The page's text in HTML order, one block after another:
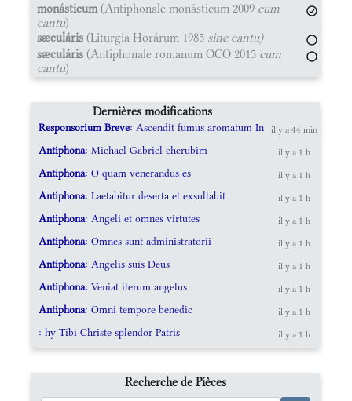
monásticum(Antiphonale monásticum 2009 cum
cantu)
sæculáris (Liturgia Horárum 1985 sine cantu)
sæculáris (Antiphonale romanum OCO 2015 cum
cantu)
Dernières modifications
Responsorium Breve: Ascendit fumus aromatum In il y a 44 min
Antiphona: Michael Gabriel cherubim il y a 1 h
Antiphona: O quam venerandus es il y a 1 h
Antiphona: Laetabitur deserta et exsultabit il y a 1 h
Antiphona: Angeli et omnes virtutes il y a 1 h
Antiphona: Omnes sunt administratorii il y a 1 h
Antiphona: Angelis suis Deus il y a 1 h
Antiphona: Veniat iterum angelus il y a 1 h
Antiphona: Omni tempore benedic il y a 1 h
: hy Tibi Christe splendor Patris il y a 1 h
Recherche de Pièces